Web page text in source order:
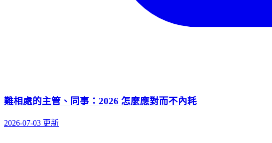
難相處的主管、同事：2026 怎麼應對而不內耗
2026-07-03 更新